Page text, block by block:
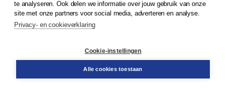
Klantenservice
Service & informatie
Contact
te analyseren. Ook delen we informatie over jouw gebruik van onze
site met onze partners voor social media, adverteren en analyse.
Privacy- en cookieverklaring
Cookie-instellingen
Alle cookies toestaan